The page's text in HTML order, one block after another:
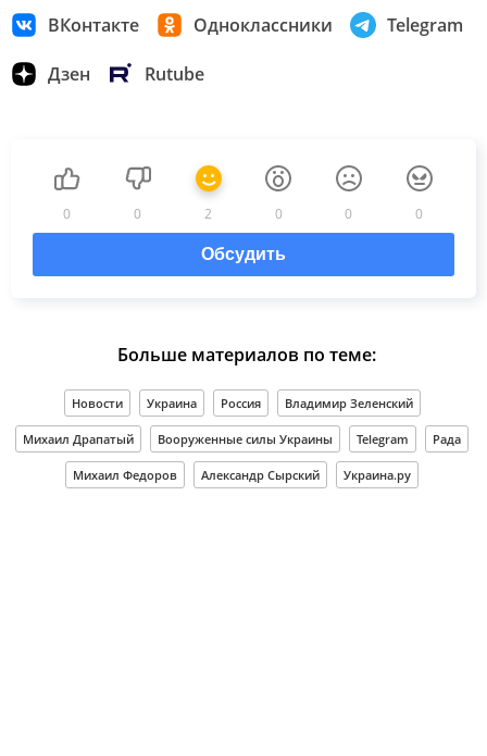
ВКонтакте Одноклассники Telegram
Дзен Rutube
0 0 2 0 0 0
Обсудить
Больше материалов по теме:
Новости Украина Россия Владимир Зеленский
Михаил Драпатый Вооруженные силы Украины Telegram Рада
Михаил Федоров Александр Сырский Украина.ру